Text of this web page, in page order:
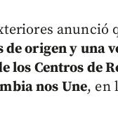
anunció
origen y una
los Centros de
nos Une, en